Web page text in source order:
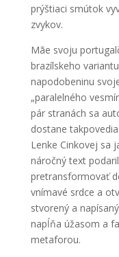
prýštiaci smútok
zvykov.
Mãe svoju
brazílskeho
napodobeninu
„paralelného
pár stranách sa
dostane
Lenke Cinkovej sa
náročný text
pretransformovať
vnímavé srdce a
stvorený a
napĺňa úžasom a
metaforou.